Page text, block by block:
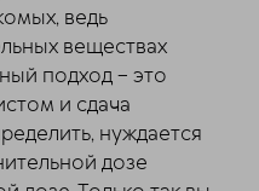
ведь
веществах
подход – это
и сдача
нуждается
дозе